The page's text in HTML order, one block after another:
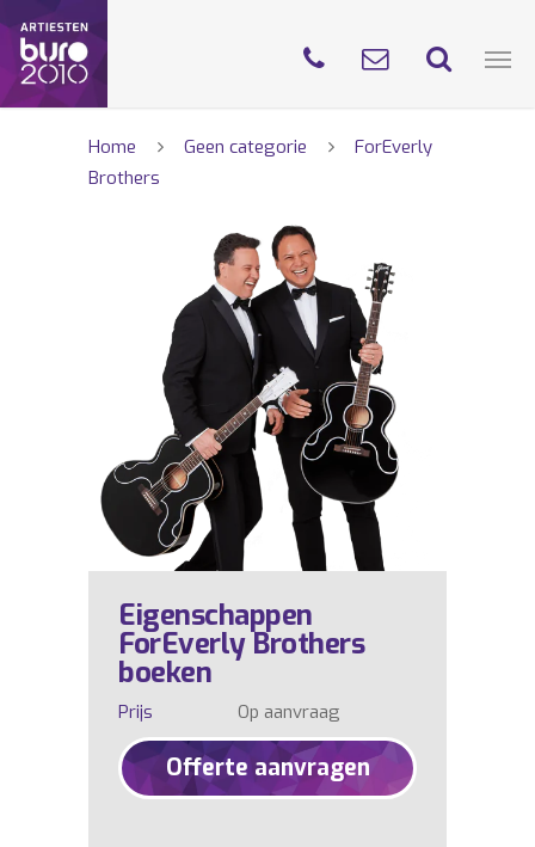
Home Geen categorie
ForEverly
Brothers
Eigenschappen
ForEverly Brothers
boeken
Prijs Op aanvraag
Offerte aanvragen